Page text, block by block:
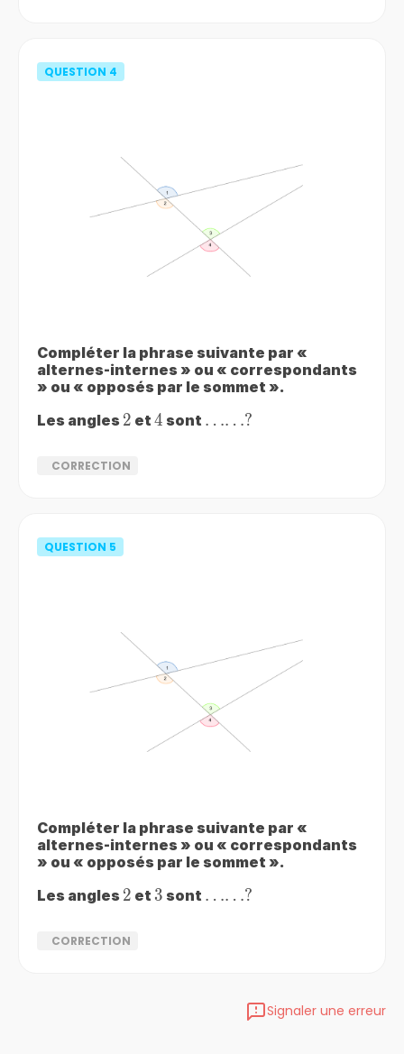
QUESTION 4
Compléter la phrase suivante par «
alternes-internes » ou « correspondants
» ou « opposés par le sommet ».
Les angles 2
2 et4
4 sont ……?
……?
CORRECTION
QUESTION 5
Compléter la phrase suivante par «
alternes-internes » ou « correspondants
» ou « opposés par le sommet ».
Les angles 2
2 et 3
3 sont ……?
……?
CORRECTION
Signaler une erreur